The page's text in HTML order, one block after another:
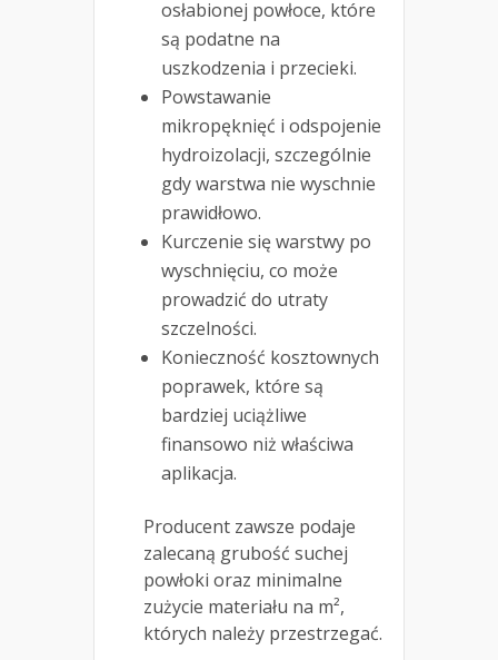
osłabionej powłoce, które
są podatne na
uszkodzenia i przecieki.
Powstawanie
mikropęknięć i odspojenie
hydroizolacji, szczególnie
gdy warstwa nie wyschnie
prawidłowo.
Kurczenie się warstwy po
wyschnięciu, co może
prowadzić do utraty
szczelności.
Konieczność kosztownych
poprawek, które są
bardziej uciążliwe
finansowo niż właściwa
aplikacja.
Producent zawsze podaje
zalecaną grubość suchej
powłoki oraz minimalne
zużycie materiału na m²,
których należy przestrzegać.